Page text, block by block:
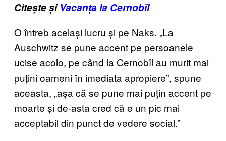
Citește și Vacanța la Cernobîl
O întreb același lucru și pe Naks. „La
Auschwitz se pune accent pe persoanele
ucise acolo, pe când la Cernobîl au murit mai
puțini oameni în imediata apropiere”, spune
aceasta, „așa că se pune mai puțin accent pe
moarte și de-asta cred că e un pic mai
acceptabil din punct de vedere social.”